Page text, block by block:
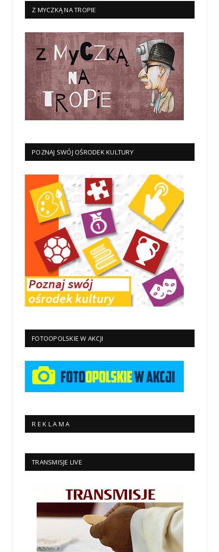
Z MYCZKĄ NA TROPIE
POZNAJ SWÓJ OŚRODEK KULTURY
FOTOOPOLSKIE W AKCJI
R E K L A M A
TRANSMISJE LIVE